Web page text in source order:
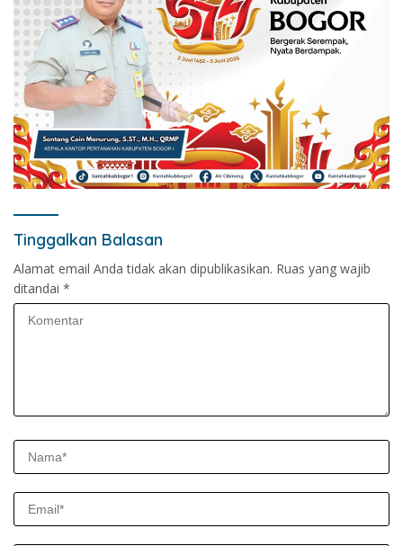
Tinggalkan Balasan
Alamat email Anda tidak akan dipublikasikan. Ruas yang wajib
ditandai *